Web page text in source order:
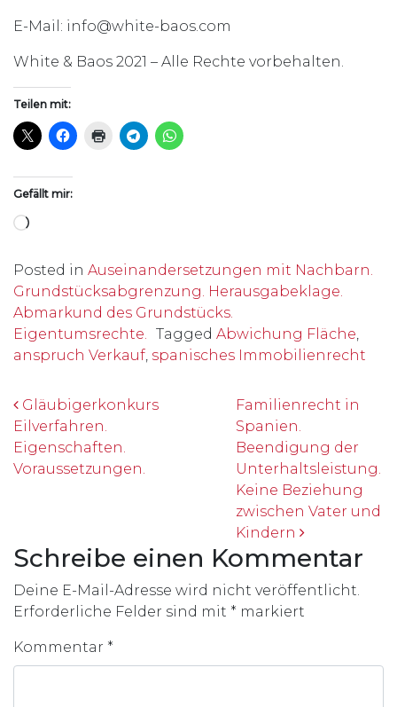
E-Mail: info@white-baos.com
White & Baos 2021 – Alle Rechte vorbehalten.
Teilen mit:
Gefällt mir:
Wird geladen …
Posted in Auseinandersetzungen mit Nachbarn.
Grundstücksabgrenzung. Herausgabeklage.
Abmarkund des Grundstücks.
Eigentumsrechte.
Tagged Abwichung Fläche
anspruch Verkauf spanisches Immobilienrecht
Beitrags-Navigation
Gläubigerkonkurs
Eilverfahren.
Eigenschaften.
Voraussetzungen.
Familienrecht in
Spanien.
Beendigung der
Unterhaltsleistung.
Keine Beziehung
zwischen Vater und
Kindern
Schreibe einen Kommentar
Deine E-Mail-Adresse wird nicht veröffentlicht.
Erforderliche Felder sind mit * markiert
Kommentar *